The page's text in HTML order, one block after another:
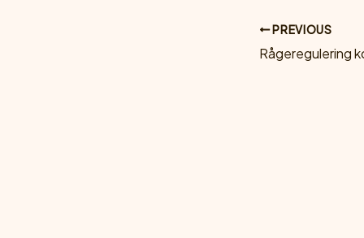
PREVIOUS
Rågeregulering